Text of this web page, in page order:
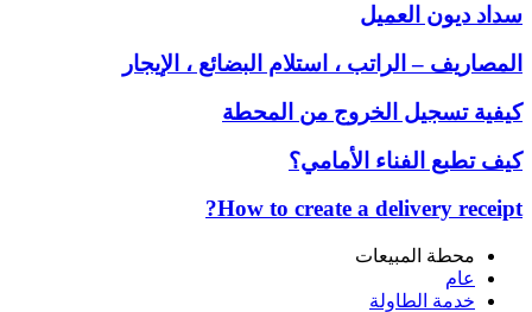
سداد ديون العميل
المصاريف – الراتب ، استلام البضائع ، الإيجار
كيفية تسجيل الخروج من المحطة
كيف تطبع الفناء الأمامي؟
How to create a delivery receipt?
محطة المبيعات
عام
خدمة الطاولة